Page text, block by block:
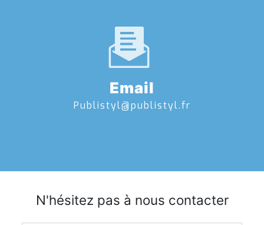
Email
publistyl@publistyl.fr
N'hésitez pas à nous contacter